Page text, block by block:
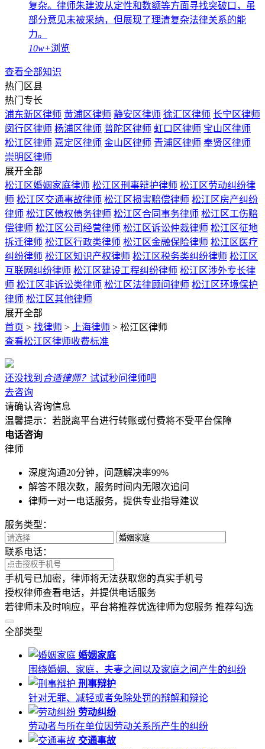
复杂。律师朱建波从定性和数额等方面寻找突破口，虽
部分意见未被采纳，但展现了理清复杂法律关系的能
力。
10w+浏览
查看全部知识
热门区县
热门专长
浦东新区律师 黄浦区律师 静安区律师 徐汇区律师 长宁区律师
闵行区律师 杨浦区律师 普陀区律师 虹口区律师 宝山区律师
松江区律师 嘉定区律师 金山区律师 青浦区律师 奉贤区律师
崇明区律师
展开全部
松江区婚姻家庭律师 松江区刑事辩护律师 松江区劳动纠纷律
师 松江区交通事故律师 松江区损害赔偿律师 松江区房产纠纷
律师 松江区债权债务律师 松江区合同事务律师 松江区工伤赔
偿律师 松江区公司经营律师 松江区诉讼仲裁律师 松江区征地
拆迁律师 松江区行政类律师 松江区金融保险律师 松江区医疗
纠纷律师 松江区知识产权律师 松江区税务类纠纷律师 松江区
互联网纠纷律师 松江区建设工程纠纷律师 松江区涉外专长律
师 松江区非诉讼类律师 松江区法律顾问律师 松江区环境保护
律师 松江区其他律师
展开全部
首页 > 找律师 > 上海律师 > 松江区律师
查看松江区律师收费标准
还没找到 合适律师？ 试试秒问律师吧
去咨询
请确认咨询信息
温馨提示：若脱离平台进行转账或付费将不受平台保障
电话咨询
律师
深度沟通20分钟，问题解决率99%
解答不限次数，服务时间内无限次追问
律师一对一电话服务，提供专业指导建议
服务类型：
联系电话：
手机号已加密，律师将无法获取您的真实手机号
授权律师查看电话，并提供电话服务
若律师未及时响应，平台将推荐优选律师为您服务 推荐勾选
全部类型
婚姻家庭
围绕婚姻、家庭，夫妻之间以及家庭之间产生的纠纷
刑事辩护
针对无罪、减轻或者免除处罚的辩解和辩论
劳动纠纷
劳动者与所在单位因劳动关系所产生的纠纷
交通事故